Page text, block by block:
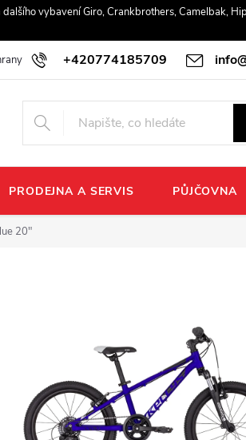
vybavení Giro, Crankbrothers, Camelbak,
+420774185709
osobních údajů
PRODEJNA A SERVIS PŮJČOVNA
20"